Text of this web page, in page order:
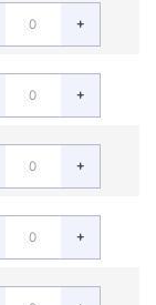
+
+
+
+